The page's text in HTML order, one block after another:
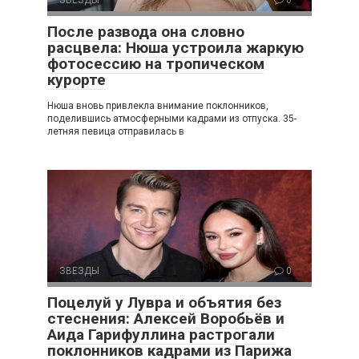
После развода она словно
расцвела: Нюша устроила жаркую
фотосессию на тропическом
курорте
Нюша вновь привлекла внимание поклонников,
поделившись атмосферными кадрами из отпуска. 35-
летняя певица отправилась в
ЗВЕЗДЫ 0
Поцелуй у Лувра и объятия без
стеснения: Алексей Воробьёв и
Аида Гарифуллина растрогали
поклонников кадрами из Парижа